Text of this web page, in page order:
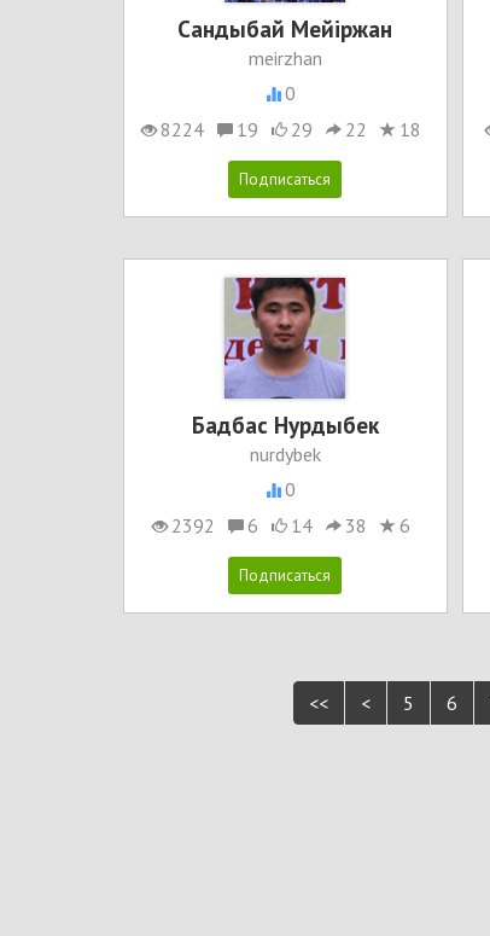
Сандыбай Мейіржан
meirzhan
0
8224
19 29 22 18
Бадбас Нурдыбек
nurdybek
0
2392
6 14 38 6
<< < 5 6